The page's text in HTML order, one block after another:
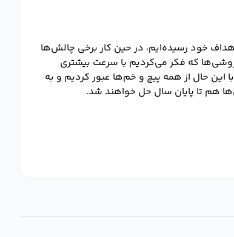
که از ابتدا داشتیم، هم‌اکنون به حدود ۵۰ درصد اهداف خود رسیده‌ایم، در حین کار برخی چالش‌ها
که فکر می‌کردیم با سرعت بیشتری
این حال از همه پیچ و خم‌ها عبور کردیم و به
هم تا پایان سال حل خواهند شد.